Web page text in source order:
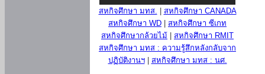
สหกิจศึกษา มทส.
สหกิจศึกษา CANADA
สหกิจศึกษา WD
สหกิจศึกษา ซีเกท
สหกิจศึกษากล้วยไม้
สหกิจศึกษา RMIT
สหกิจศึกษา มทส : ความรู้สึกหลังกลับจาก
ปฏิบัติงานฯ| สหกิจศึกษา มทส : นศ.